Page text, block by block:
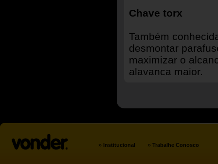
Chave torx
Também
desmontar
maximizar o
alavanca maior.
» Institucional » Trabalhe Conosco